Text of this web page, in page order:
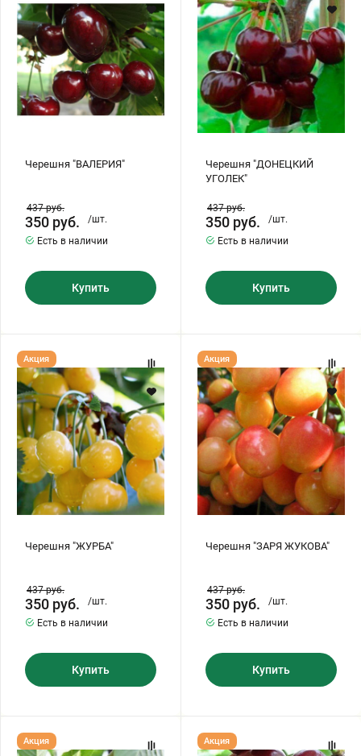
Хризантемы саженцы
Зелень и пряные травы
Черешня "ВАЛЕРИЯ"
437руб.
350 руб.
/шт.
Есть в наличии
Купить
Черешня "ДОНЕЦКИЙ
УГОЛЕК"
437руб.
350 руб.
/шт.
Есть в наличии
Купить
Черешня
"ЖУРБА"
Черешня "ЖУРБА"
Акция
437руб.
350 руб.
/шт.
Есть в наличии
Купить
Черешня
"ЗАРЯ
ЖУКОВА"
Черешня "ЗАРЯ ЖУКОВА"
Акция
437руб.
350 руб.
/шт.
Есть в наличии
Купить
Черешня
"ИПУТЬ"
Акция
Черешня
"ИСКРА"
Акция